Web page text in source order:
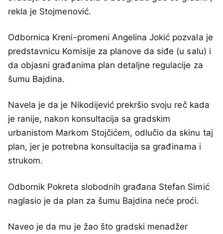
rekla je Stojmenović.
Odbornica Kreni-promeni Angelina Jokić pozvala je
predstavnicu Komisije za planove da siđe (u salu) i
da objasni građanima plan detaljne regulacije za
šumu Bajdina.
Navela je da je Nikodijević prekršio svoju reč kada
je ranije, nakon konsultacija sa gradskim
urbanistom Markom Stojčićem, odlučio da skinu taj
plan, jer je potrebna konsultacija sa građinama i
strukom.
Odbornik Pokreta slobodnih građana Stefan Simić
naglasio je da plan za šumu Bajdina neće proći.
Naveo je da mu je žao što gradski menadžer